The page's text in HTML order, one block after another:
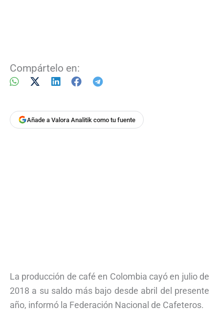
Compártelo en:
Añade a Valora Analitik como tu fuente
La producción de café en Colombia cayó en julio de
2018 a su saldo más bajo desde abril del presente
año, informó la Federación Nacional de Cafeteros.